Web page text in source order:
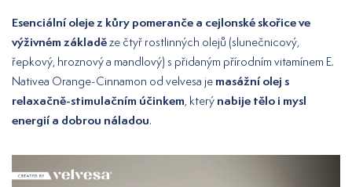
Esenciální oleje z kůry pomeranče a cejlonské skořice ve
výživném základěze čtyř rostlinných olejů (slunečnicový,
řepkový, hroznový a mandlový) s přidaným přírodním vitamínem E.
Nativea Orange-Cinnamon od velvesa je masážní olej s
relaxačně-stimulačním účinkem , který nabije tělo i mysl
energií a dobrou náladou.